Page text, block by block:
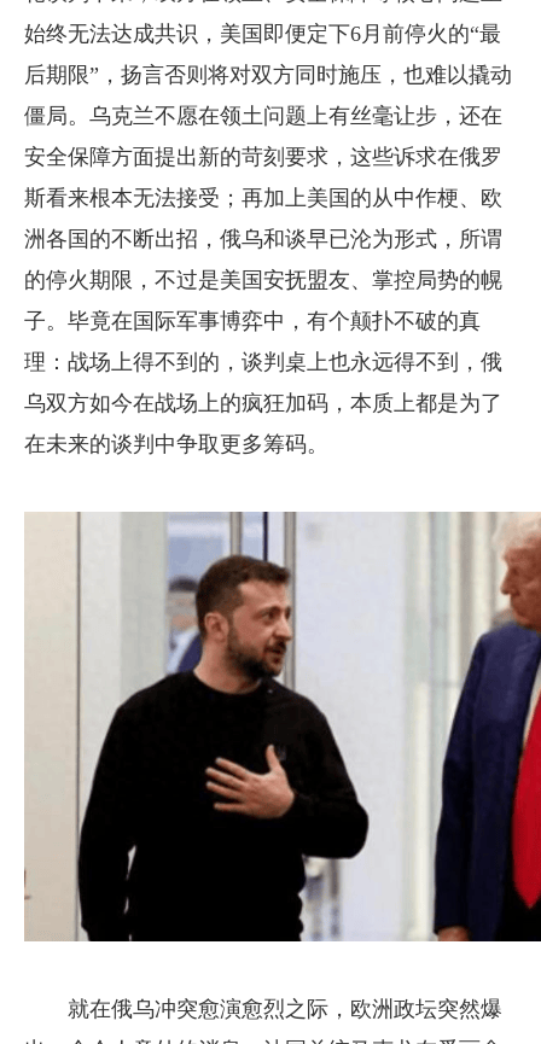
始终无法达成共识，美国即便定下6月前停火的“最
后期限”，扬言否则将对双方同时施压，也难以撬动
僵局。乌克兰不愿在领土问题上有丝毫让步，还在
安全保障方面提出新的苛刻要求，这些诉求在俄罗
斯看来根本无法接受；再加上美国的从中作梗、欧
洲各国的不断出招，俄乌和谈早已沦为形式，所谓
的停火期限，不过是美国安抚盟友、掌控局势的幌
子。毕竟在国际军事博弈中，有个颠扑不破的真
理：战场上得不到的，谈判桌上也永远得不到，俄
乌双方如今在战场上的疯狂加码，本质上都是为了
在未来的谈判中争取更多筹码。
就在俄乌冲突愈演愈烈之际，欧洲政坛突然爆